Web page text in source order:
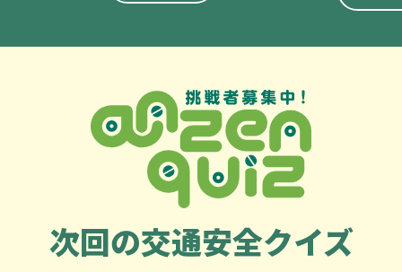
次回の交通安全クイズ